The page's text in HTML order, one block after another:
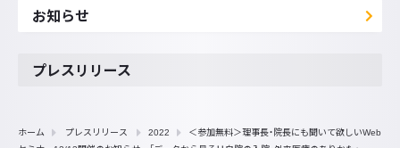
お知らせ
プレスリリース
ホーム プレスリリース 2022
＜参加無料＞理事長・院長にも聞いて欲しいWeb